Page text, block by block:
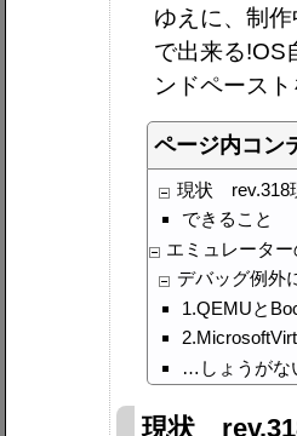
ゆえに、制
で出来る!OS
ンドペース
ページ内コン
現状 rev.318
できること
エミュレータ
デバッグ例外
1.QEMUと
…しょうがな
現状